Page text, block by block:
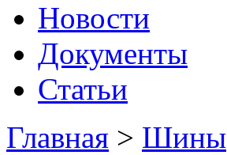
Новости
Документы
Статьи
Главная > Шины